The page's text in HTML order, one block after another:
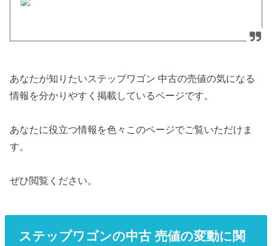
あなたが知りたいステップワゴン 中古の売値の気になる
情報を分かりやすく掲載しているページです。
あなたに役立つ情報を色々このページでご覧いただけま
す。
ぜひ閲覧ください。
ステップワゴンの中古 売値の変動に関